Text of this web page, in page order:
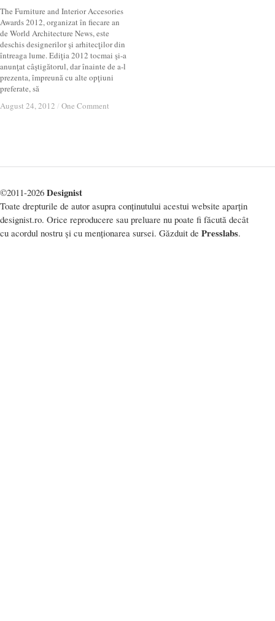
The Furniture and Interior Accesories
Awards 2012, organizat în fiecare an
de World Architecture News, este
deschis designerilor şi arhitecţilor din
întreaga lume. Ediţia 2012 tocmai şi-a
anunţat câştigătorul, dar înainte de a-l
prezenta, împreună cu alte opţiuni
preferate, să
August 24, 2012 / One Comment
August 24, 2012 / One Comment
©2011-2026 Designist
Toate drepturile de autor asupra conținutului acestui website aparțin
designist.ro. Orice reproducere sau preluare nu poate fi făcută decât
cu acordul nostru și cu menționarea sursei. Găzduit de Presslabs.